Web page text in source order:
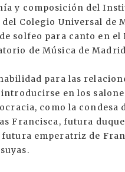
y composición del
Colegio Universal de
solfeo para canto en el
de Música de
para las
en los
como la condesa
Francisca, futura
futura emperatriz de